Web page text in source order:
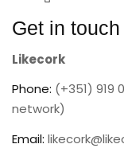
Get in touch
Likecork
Phone: (+351) 919
network)
Email: